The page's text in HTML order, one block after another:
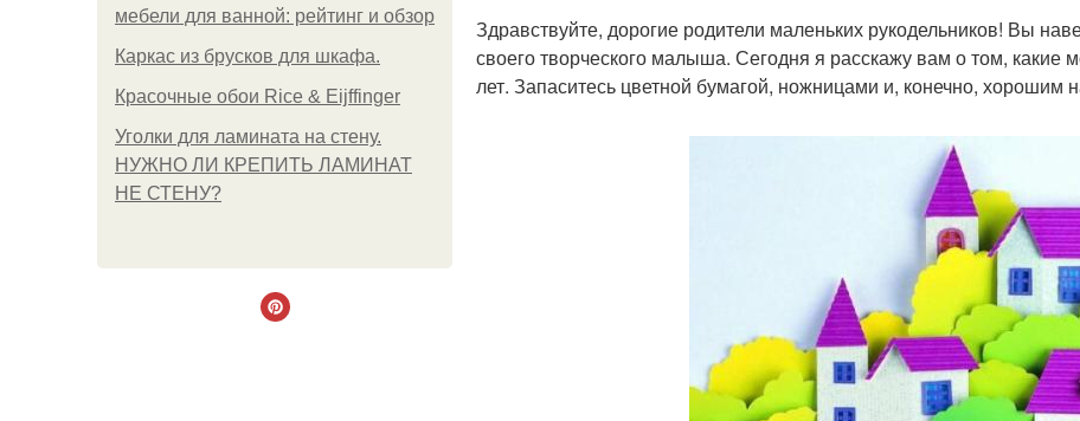
мебели для ванной: рейтинг и обзор
Каркас из брусков для шкафа.
Красочные обои Rice & Eijffinger
Уголки для ламината на стену.
НУЖНО ЛИ КРЕПИТЬ ЛАМИНАТ
НЕ СТЕНУ?
Игрушки из бумаги Сестричка из бумаги
Здравствуйте, дорогие родители маленьких рукодельников! Вы
своего творческого малыша. Сегодня я расскажу вам о том, какие
лет. Запаситесь цветной бумагой, ножницами и, конечно,